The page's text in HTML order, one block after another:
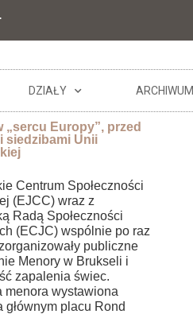
DZIAŁY ARCHIWUM
„sercu Europy”, przed
siedzibami Unii
Centrum Społeczności
(EJCC) wraz z
Radą Społeczności
(ECJC) wspólnie po raz
publiczne
Menory w Brukseli i
zapalenia świec.
menora wystawiona
głównym placu Rond